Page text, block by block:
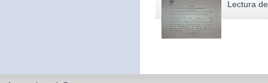
Lectura